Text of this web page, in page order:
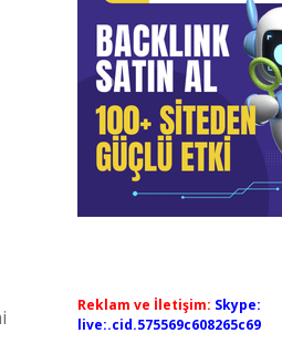
Reklam ve İletişim: Skype:
live:.cid.575569c608265c69